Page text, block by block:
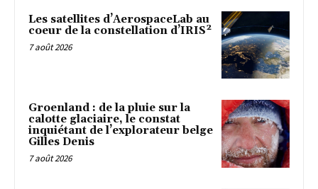
Les satellites d’AerospaceLab au
coeur de la constellation d’IRIS²
7 août 2026
Groenland : de la pluie sur la
calotte glaciaire, le constat
inquiétant de l’explorateur belge
Gilles Denis
7 août 2026